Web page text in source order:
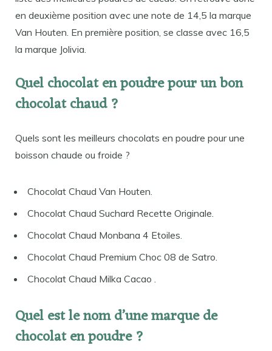
en deuxième position avec une note de 14,5 la marque
Van Houten. En première position, se classe avec 16,5
la marque Jolivia.
Quel chocolat en poudre pour un bon
chocolat chaud ?
Quels sont les meilleurs chocolats en poudre pour une
boisson chaude ou froide ?
Chocolat Chaud Van Houten.
Chocolat Chaud Suchard Recette Originale.
Chocolat Chaud Monbana 4 Etoiles.
Chocolat Chaud Premium Choc 08 de Satro.
Chocolat Chaud Milka Cacao .
Quel est le nom d’une marque de
chocolat en poudre ?